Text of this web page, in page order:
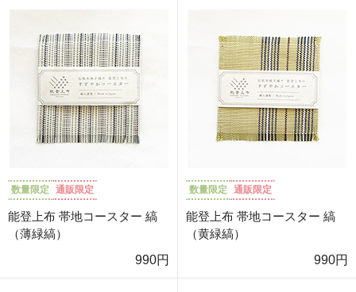
数量限定 通販限定
能登上布 帯地コースター 縞
（薄緑縞）
990円
数量限定 通販限定
能登上布 帯地コースター 縞
（黄緑縞）
990円